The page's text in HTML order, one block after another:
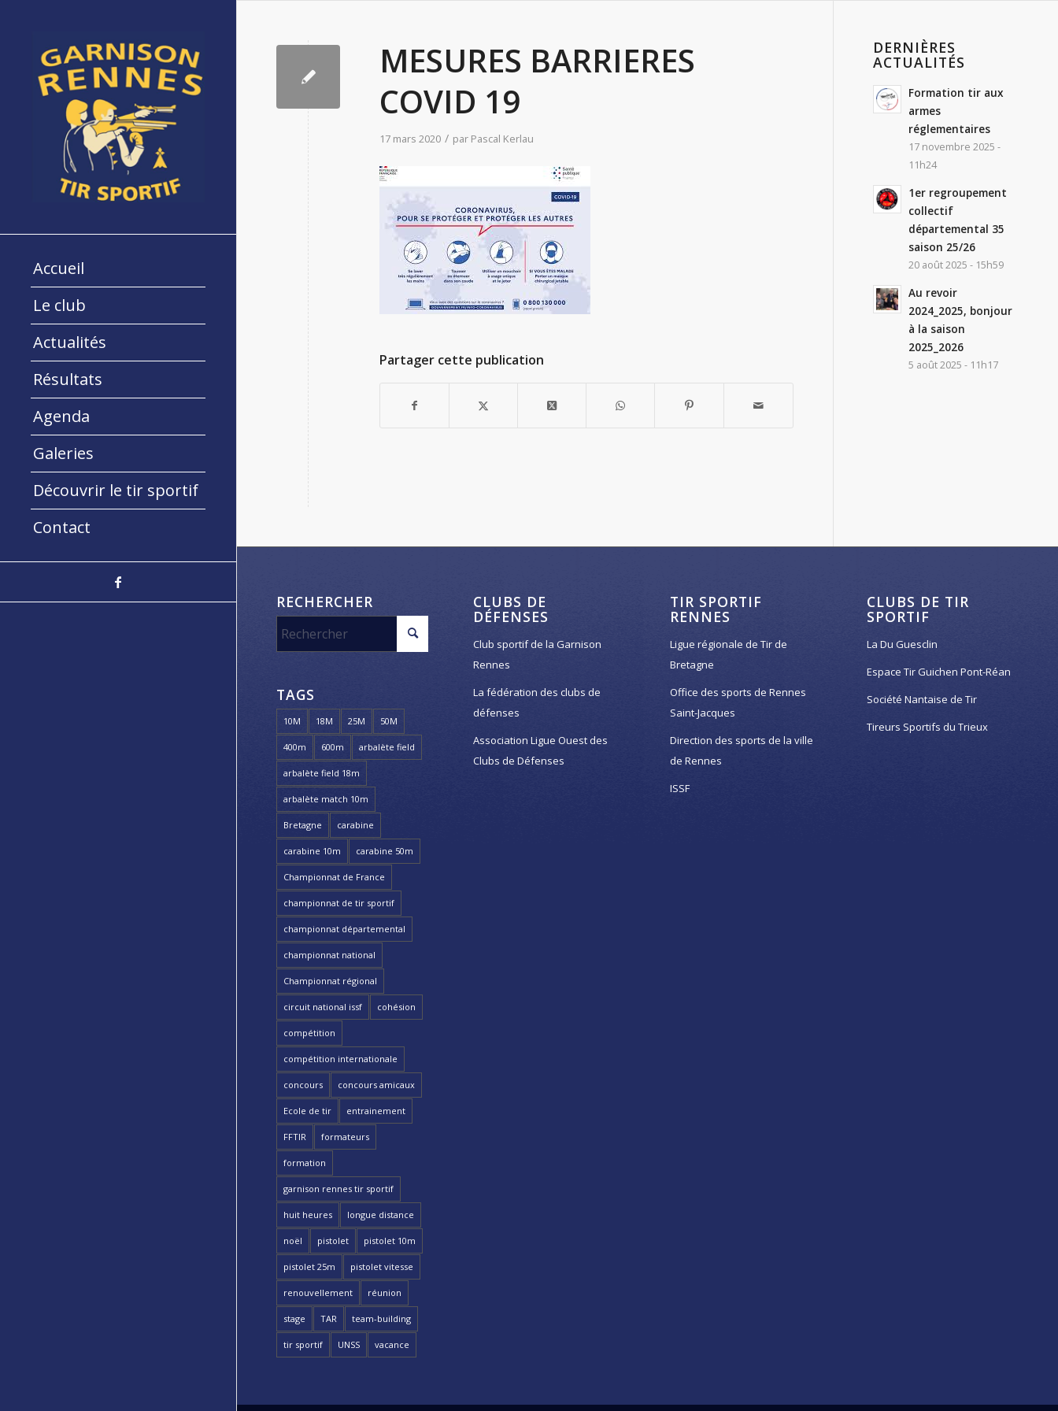
Accueil
Le club
Actualités
Résultats
Agenda
Galeries
Découvrir le tir sportif
Contact
MESURES BARRIERES
COVID 19
17 mars 2020 / par Pascal Kerlau
Partager cette publication
DERNIÈRES
ACTUALITÉS
Formation tir aux
armes
réglementaires
17 novembre 2025 -
11h24
1er regroupement
collectif
départemental 35
saison 25/26
20 août 2025 - 15h59
Au revoir
2024_2025, bonjour
à la saison
2025_2026
5 août 2025 - 11h17
RECHERCHER
TAGS
10M 18M 25M 50M
400m 600m arbalète field
arbalète field 18m
arbalète match 10m
Bretagne carabine
carabine 10m carabine 50m
Championnat de France
championnat de tir sportif
championnat départemental
championnat national
Championnat régional
circuit national issf cohésion
compétition
compétition internationale
concours concours amicaux
Ecole de tir entrainement
FFTIR formateurs
formation
garnison rennes tir sportif
huit heures longue distance
noël pistolet pistolet 10m
pistolet 25m pistolet vitesse
renouvellement réunion
stage TAR team-building
tir sportif UNSS vacance
CLUBS DE
DÉFENSES
Club sportif de la Garnison
Rennes
La fédération des clubs de
défenses
Association Ligue Ouest des
Clubs de Défenses
TIR SPORTIF
RENNES
Ligue régionale de Tir de
Bretagne
Office des sports de Rennes
Saint-Jacques
Direction des sports de la ville
de Rennes
ISSF
CLUBS DE TIR
SPORTIF
La Du Guesclin
Espace Tir Guichen Pont-Réan
Société Nantaise de Tir
Tireurs Sportifs du Trieux